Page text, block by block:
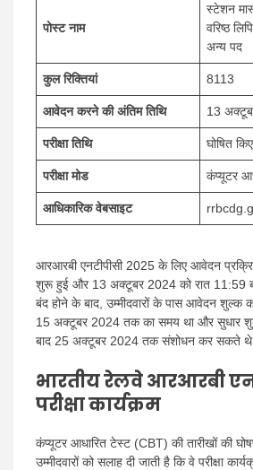
पोस्ट नाम
स्टेशन
वरिष्ठ
अन्य पद
कुल रिक्तियां 8113
आवेदन करने की अंतिम तिथि 13
परीक्षा तिथि घोषित
परीक्षा मोड कंप्यूटर
आधिकारिक वेबसाइट
आरआरबी एनटीपीसी 2025 के लिए आवेदन
शुरू हुई और 13 अक्टूबर 2024 को रात 11:59
बंद होने के बाद, उम्मीदवारों के पास आवेदन शुल्क
15 अक्टूबर 2024 तक का समय था और सुधार
बाद 25 अक्टूबर 2024 तक संशोधन कर सकते
भारतीय रेलवे आरआरबी
परीक्षा कार्यक्रम
कंप्यूटर आधारित टेस्ट (CBT) की तारीखों की
उम्मीदवारों को सलाह दी जाती है कि वे परीक्षा